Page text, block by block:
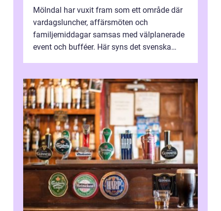
Mölndal har vuxit fram som ett område där
vardagsluncher, affärsmöten och
familjemiddagar samsas med välplanerade
event och bufféer. Här syns det svenska